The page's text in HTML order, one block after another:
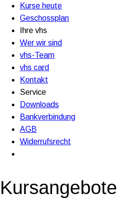
Kurse heute
Geschossplan
Ihre vhs
Wer wir sind
vhs-Team
vhs card
Kontakt
Service
Downloads
Bankverbindung
AGB
Widerrufsrecht
Kursangebote